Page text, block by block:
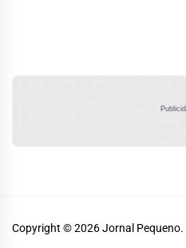
Copyright © 2026Jornal Pequeno.